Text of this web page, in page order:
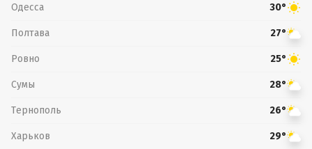
Одесса 30°
Полтава 27°
Ровно 25°
Сумы 28°
Тернополь 26°
Харьков 29°